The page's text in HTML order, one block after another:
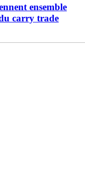
ensemble
carry trade